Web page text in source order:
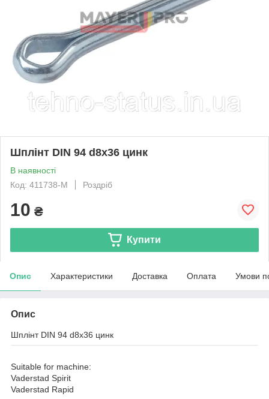
Шплінт DIN 94 d8x36 цинк
В наявності
Код: 411738-M
Роздріб
10 ₴
Купити
Опис Характеристики Доставка Оплата Умови
Опис
Шплінт DIN 94 d8x36 цинк
Suitable for machine:
Vaderstad Spirit
Vaderstad Rapid